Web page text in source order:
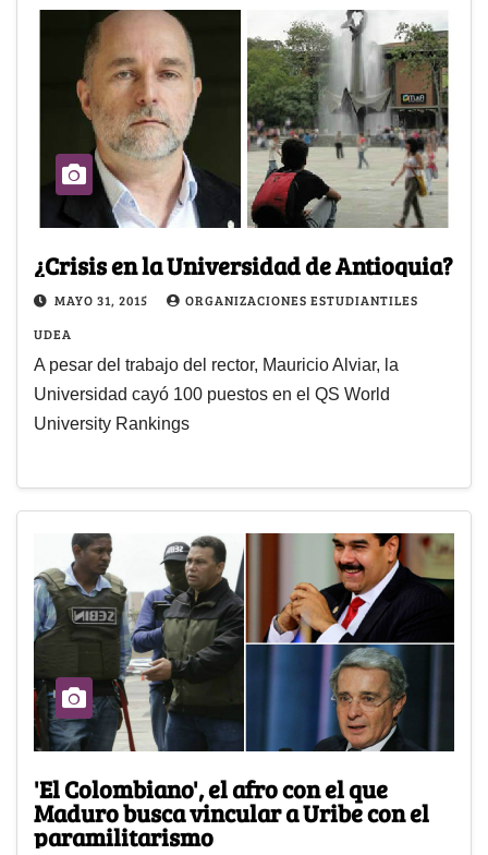
¿Crisis en la Universidad de Antioquia?
MAYO 31, 2015
ORGANIZACIONES ESTUDIANTILES
UDEA
A pesar del trabajo del rector, Mauricio Alviar, la
Universidad cayó 100 puestos en el QS World
University Rankings
'El Colombiano', el afro con el que
Maduro busca vincular a Uribe con el
paramilitarismo